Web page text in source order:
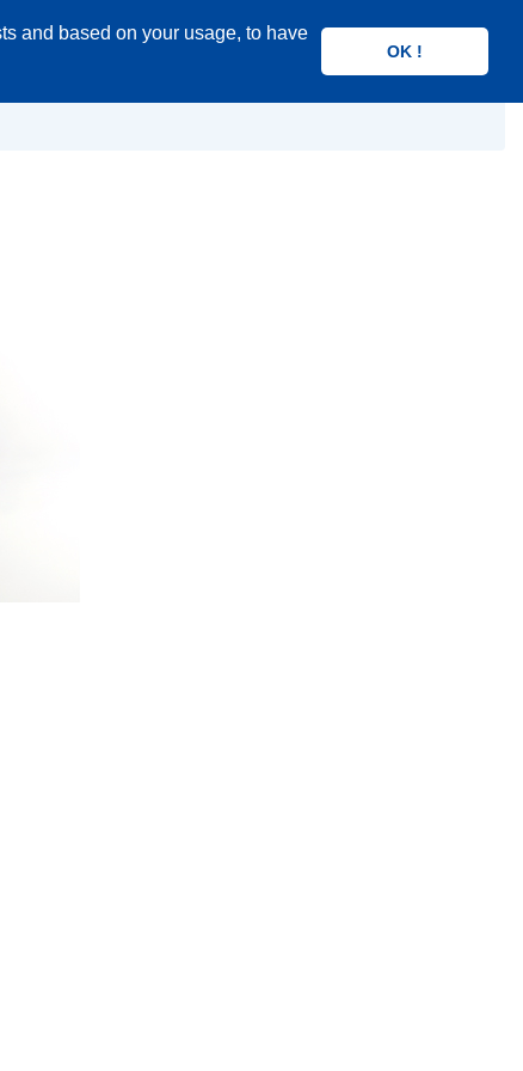
and based on your usage, to have
OK !